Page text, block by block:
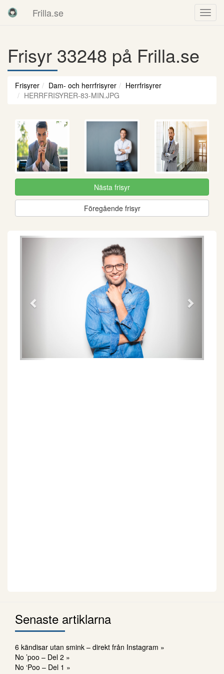
Frilla.se
Frisyr 33248 på Frilla.se
Frisyrer Dam- och herrfrisyrer
Herrfrisyrer
HERRFRISYRER-83-MIN.JPG
Nästa frisyr
Föregående frisyr
Föregående
Senaste artiklarna
6 kändisar utan smink – direkt från Instagram »
No ’poo – Del 2 »
No ‘Poo – Del 1 »